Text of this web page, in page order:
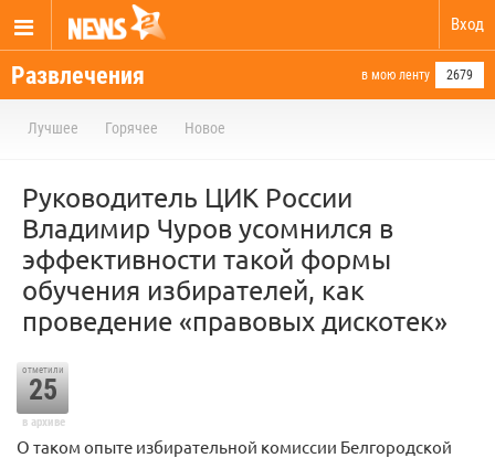
Вход
Развлечения в мою ленту 2679
Лучшее Горячее Новое
Руководитель ЦИК России
Владимир Чуров усомнился в
эффективности такой формы
обучения избирателей, как
проведение «правовых дискотек»
отметили
25
в архиве
О таком опыте избирательной комиссии Белгородской